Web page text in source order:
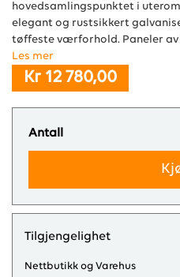
hovedsamlingspunktet i
elegant og rustsikkert
tøffeste værforhold. Paneler av
Les mer
Kr 12 780,00
Antall
Tilgjengelighet
Nettbutikk og Varehus